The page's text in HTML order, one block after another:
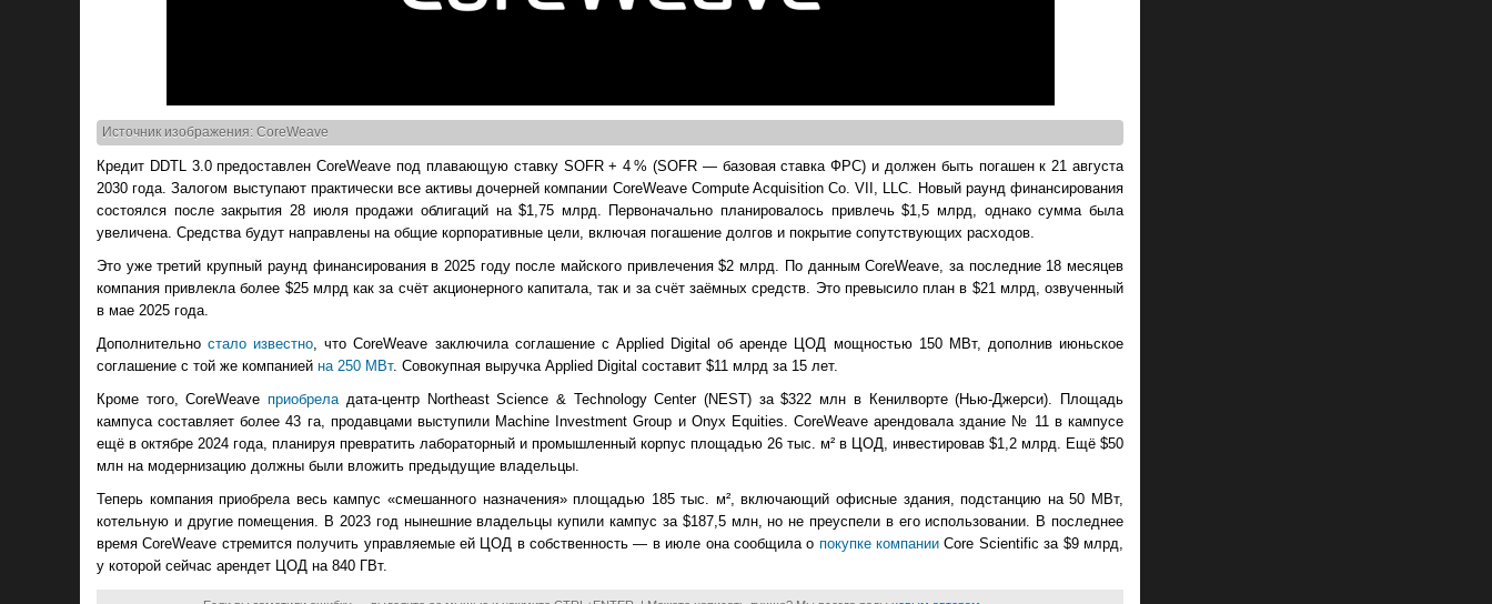
Источник изображения: CoreWeave
Кредит DDTL 3.0 предоставлен CoreWeave под плавающую ставку SOFR + 4 % (SOFR — базовая ставка ФРС) и должен быть погашен к 21 августа
2030 года. Залогом выступают практически все активы дочерней компании CoreWeave Compute Acquisition Co. VII, LLC. Новый раунд финансирования
состоялся после закрытия 28 июля продажи облигаций на $1,75 млрд. Первоначально планировалось привлечь $1,5 млрд, однако сумма была
увеличена. Средства будут направлены на общие корпоративные цели, включая погашение долгов и покрытие сопутствующих расходов.
Это уже третий крупный раунд финансирования в 2025 году после майского привлечения $2 млрд. По данным CoreWeave, за последние 18 месяцев
компания привлекла более $25 млрд как за счёт акционерного капитала, так и за счёт заёмных средств. Это превысило план в $21 млрд, озвученный
в мае 2025 года.
Дополнительностало известно , что CoreWeave заключила соглашение с Applied Digital об аренде ЦОД мощностью 150 МВт, дополнив июньское
соглашение с той же компанией на 250 МВт. Совокупная выручка Applied Digital составит $11 млрд за 15 лет.
Кроме того, CoreWeaveприобрела дата-центр Northeast Science & Technology Center (NEST) за $322 млн в Кенилворте (Нью-Джерси). Площадь
кампуса составляет более 43 га, продавцами выступили Machine Investment Group и Onyx Equities. CoreWeave арендовала здание № 11 в кампусе
ещё в октябре 2024 года, планируя превратить лабораторный и промышленный корпус площадью 26 тыс. м² в ЦОД, инвестировав $1,2 млрд. Ещё $50
млн на модернизацию должны были вложить предыдущие владельцы.
Теперь компания приобрела весь кампус «смешанного назначения» площадью 185 тыс. м², включающий офисные здания, подстанцию на 50 МВт,
котельную и другие помещения. В 2023 год нынешние владельцы купили кампус за $187,5 млн, но не преуспели в его использовании. В последнее
время CoreWeave стремится получить управляемые ей ЦОД в собственность — в июле она сообщила о покупке компании Core Scientific за $9 млрд,
у которой сейчас арендет ЦОД на 840 ГВт.